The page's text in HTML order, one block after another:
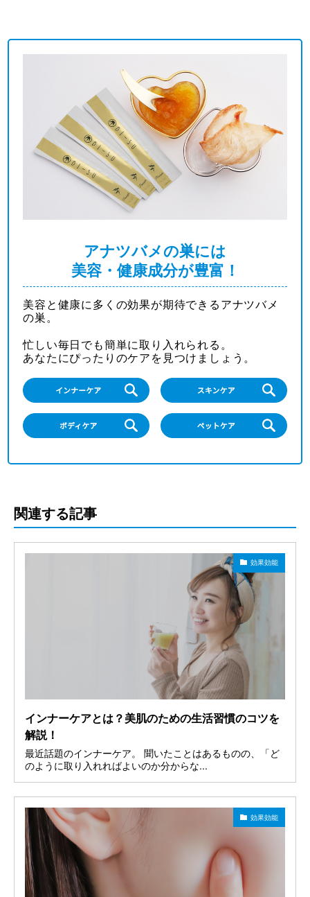
アナツバメの巣には
美容・健康成分が豊富！
美容と健康に多くの効果が期待できるアナツバメ
の巣。
忙しい毎日でも簡単に取り入れられる。
あなたにぴったりのケアを見つけましょう。
関連する記事
効果効能
インナーケアとは？美肌のための生活習慣のコツを
解説！
最近話題のインナーケア。 聞いたことはあるものの、「ど
のように取り入れればよいのか分からな...
効果効能